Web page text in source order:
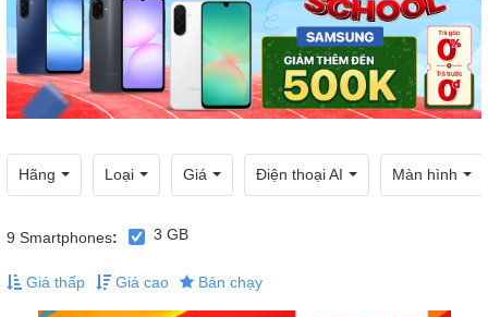
Hãng Loại Giá Điện thoại AI Màn hình
9 Smartphones: 3 GB
Giá thấp Giá cao Bán chạy